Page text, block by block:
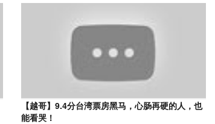
【越哥】9.4分台湾票房黑马，心肠再硬的人，也
能看哭！